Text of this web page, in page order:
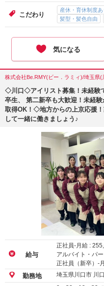
こだわり
産休・育休制度あ
髪型・髪色自由
気になる
株式会社Be.RMY(ビー．ラミィ)/埼玉県(
◇川口◇アイリスト募集！未経験
卒生、 第二新卒も大歓迎！未経
取得OK！◇地方からの上京応援
して一緒に働きましょう♪
給与
正社員-月給 :
アルバイト・パ
正社員（新卒）-
勤務地 埼玉県川口市 川